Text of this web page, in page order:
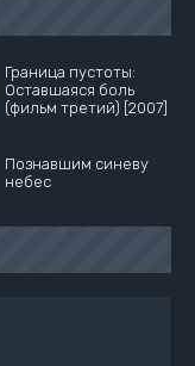
Граница пустоты:
Оставшаяся боль
(фильм третий) [2007]
Познавшим синеву
небес